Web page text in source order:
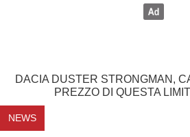
DACIA DUSTER STRONGMAN,
PREZZO DI QUESTA
NEWS